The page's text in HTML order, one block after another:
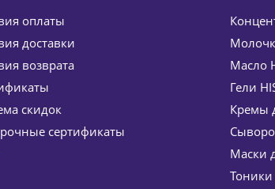
Drain 02 Cryo Cell Body Lotion
245руб. /шт 13 230
оплаты
доставки
возврата
скидок
сертификаты
Масло
Гели
Кремы
Маски
Тоники